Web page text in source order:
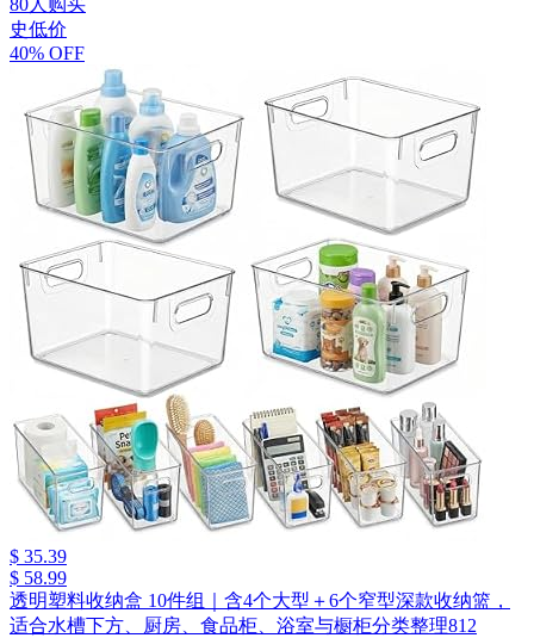
80人购买
史低价
40% OFF
$ 35.39
$ 58.99
透明塑料收纳盒 10件组｜含4个大型＋6个窄型深款收纳篮，
适合水槽下方、厨房、食品柜、浴室与橱柜分类整理812